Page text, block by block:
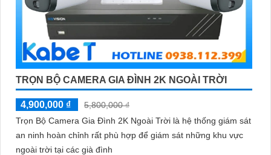
TRỌN BỘ CAMERA GIA ĐÌNH 2K NGOÀI TRỜI
4,900,000 ₫
5,800,000 ₫
Trọn Bộ Camera Gia Đình 2K Ngoài Trời là hệ thống giám sát
an ninh hoàn chỉnh rất phù hợp để giám sát những khu vực
ngoài trời tại các già đình